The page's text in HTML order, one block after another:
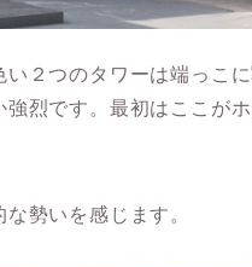
２つのタワーは端っこ
烈です。最初はここが
勢いを感じます。